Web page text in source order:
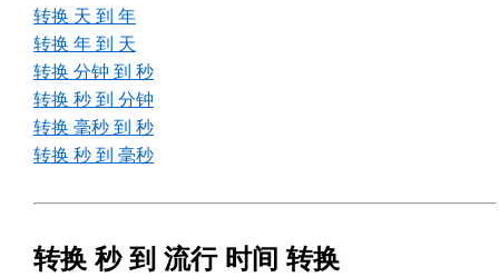
转换 天 到 年
转换 年 到 天
转换 分钟 到 秒
转换 秒 到 分钟
转换 毫秒 到 秒
转换 秒 到 毫秒
转换 秒 到 流行 时间 转换